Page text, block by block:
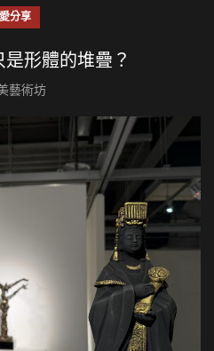
愛分享
形體的堆疊？
藝術坊